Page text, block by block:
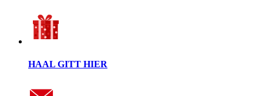
HAAL GITT HIER